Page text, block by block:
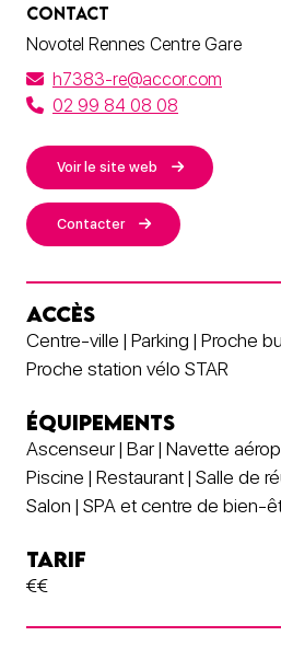
CONTACT
Novotel Rennes Centre Gare
h7383-re@accor.com
02 99 84 08 08
Voir le site web
Contacter
ACCÈS
Centre-ville | Parking | Proche
Proche station vélo STAR
ÉQUIPEMENTS
Ascenseur | Bar | Navette
Piscine | Restaurant | Salle de
Salon | SPA et centre de bien-
TARIF
€€